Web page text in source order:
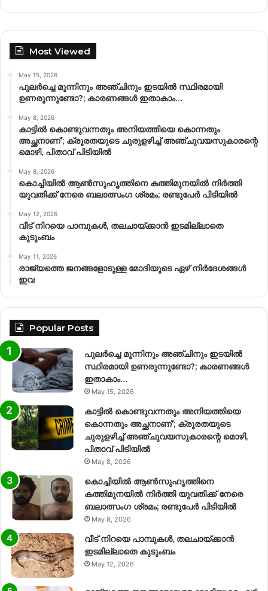
Most Viewed
May 15, 2026
പുലർച്ചെ മൂന്നിനും അഞ്ചിനും ഇടയിൽ സ്ഥിരമായി
ഉണരുന്നുണ്ടോ?; കാരണങ്ങള്‍ ഇതാകാം…
May 8, 2026
കാട്ടിൽ കൊണ്ടുവന്നതും അനിയത്തിയെ കൊന്നതും
അച്ഛനാണ്’; ക്രൂരതയുടെ ചുരുളഴിച്ച് അഞ്ചുവയസുകാരന്റെ
മൊഴി, പിതാവ് പിടിയിൽ
May 8, 2026
കൊച്ചിയിൽ ആൺസുഹൃത്തിനെ കത്തിമുനയിൽ നിർത്തി
യുവതിക്ക് നേരെ ബലാത്സംഗ​ ശ്രമം; രണ്ടുപേർ പിടിയിൽ
May 12, 2026
വീട് നിറയെ പാമ്പുകൾ, തലചായ്ക്കാൻ ഇടമില്ലാതെ
കുടുംബം
May 11, 2026
രാജ്യത്തെ ജനങ്ങളോടുള്ള മോദിയുടെ ഏഴ് നിര്‍ദേശങ്ങള്‍
ഇവ
Popular Posts
പുലർച്ചെ മൂന്നിനും അഞ്ചിനും ഇടയിൽ
സ്ഥിരമായി ഉണരുന്നുണ്ടോ?; കാരണങ്ങള്‍
ഇതാകാം…
May 15, 2026
കാട്ടിൽ കൊണ്ടുവന്നതും അനിയത്തിയെ
കൊന്നതും അച്ഛനാണ്’; ക്രൂരതയുടെ
ചുരുളഴിച്ച് അഞ്ചുവയസുകാരന്റെ മൊഴി,
പിതാവ് പിടിയിൽ
May 8, 2026
കൊച്ചിയിൽ ആൺസുഹൃത്തിനെ
കത്തിമുനയിൽ നിർത്തി യുവതിക്ക് നേരെ
ബലാത്സംഗ​ ശ്രമം; രണ്ടുപേർ പിടിയിൽ
May 8, 2026
വീട് നിറയെ പാമ്പുകൾ, തലചായ്ക്കാൻ
ഇടമില്ലാതെ കുടുംബം
May 12, 2026